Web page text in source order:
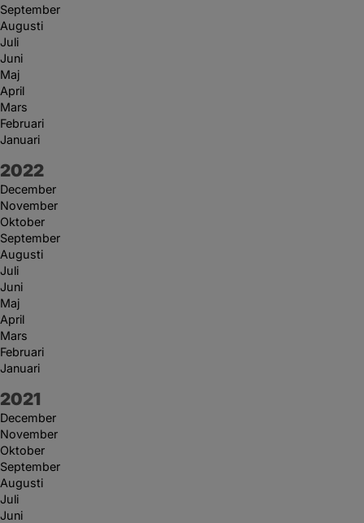
September
Augusti
Juli
Juni
Maj
April
Mars
Februari
Januari
År:
2022
December
November
Oktober
September
Augusti
Juli
Juni
Maj
April
Mars
Februari
Januari
År:
2021
December
November
Oktober
September
Augusti
Juli
Juni